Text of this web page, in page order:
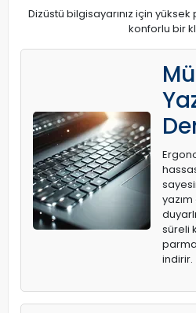
Dizüstü bilgisayarınız için yüksek
konforlu bir
süreli
indirir.